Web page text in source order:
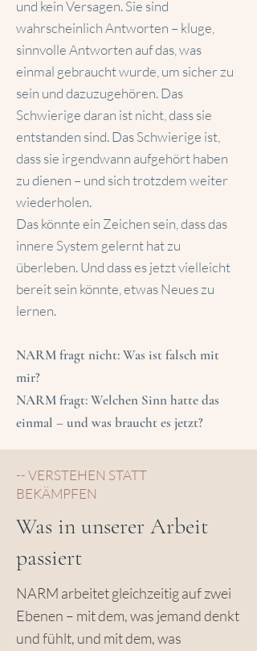
und kein Versagen. Sie sind
wahrscheinlich Antworten – kluge,
sinnvolle Antworten auf das, was
einmal gebraucht wurde, um sicher zu
sein und dazuzugehören. Das
Schwierige daran ist nicht, dass sie
entstanden sind. Das Schwierige ist,
dass sie irgendwann aufgehört haben
zu dienen – und sich trotzdem weiter
wiederholen.
Das könnte ein Zeichen sein, dass das
innere System gelernt hat zu
überleben. Und dass es jetzt vielleicht
bereit sein könnte, etwas Neues zu
lernen.
NARM fragt nicht: Was ist falsch mit
mir?
NARM fragt: Welchen Sinn hatte das
einmal – und was braucht es jetzt?
-- VERSTEHEN STATT
BEKÄMPFEN
Was in unserer Arbeit
passiert
NARM arbeitet gleichzeitig auf zwei
Ebenen – mit dem, was jemand denkt
und fühlt, und mit dem, was